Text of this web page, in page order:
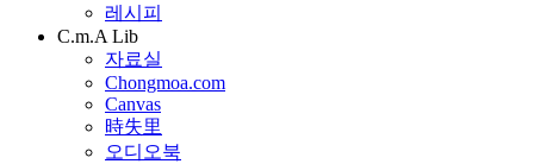
레시피
C.m.A Lib
자료실
Chongmoa.com
Canvas
時失里
오디오북